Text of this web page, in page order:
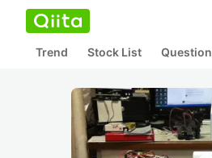
Trend Stock List Question